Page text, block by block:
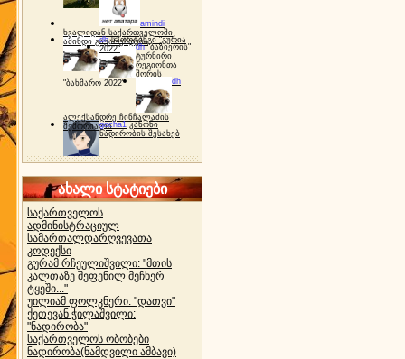
amindi
ხვალიდან საქართველოში
ამინდი გაუარესდება
dh სპორტინგი "გურია
2022"
dh "ბაზიერის"
ტურნირი
რეგიონთა
შორის
"ბახმარო 2022"
dh
ალექსანდრე ჩინჩალაძის
მემორიალიgocha1 კანონი
ნადირობის შესახებ
ახალი სტატიები
საქართველოს
ადმინისტრაციულ
სამართალდარღვევათა
კოდექსი
გურამ რჩეულიშვილი: "მთის
კალთაზე შეფენილ მეჩხერ
ტყეში..."
უილიამ ფოლკნერი: "დათვი"
ქეთევან ჭილაშვილი:
"ნადირობა"
საქართველოს ობობები
ნადირობა(ნამდვილი ამბავი)